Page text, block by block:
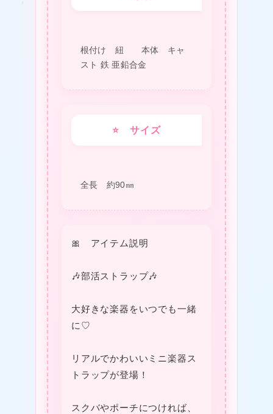
根付け 紐 本体 キャ
スト 鉄 亜鉛合金
⭐ サイズ
全長 約90㎜
🎀 アイテム説明
🎶部活ストラップ🎶
大好きな楽器をいつでも一緒
に♡
リアルでかわいいミニ楽器ス
トラップが登場！
スクバやポーチにつければ、